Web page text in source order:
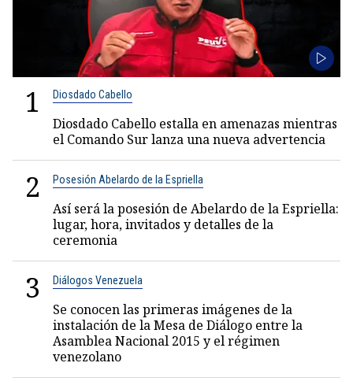
1 Diosdado Cabello
Diosdado Cabello estalla en amenazas mientras
el Comando Sur lanza una nueva advertencia
2 Posesión Abelardo de la Espriella
Así será la posesión de Abelardo de la Espriella:
lugar, hora, invitados y detalles de la
ceremonia
3 Diálogos Venezuela
Se conocen las primeras imágenes de la
instalación de la Mesa de Diálogo entre la
Asamblea Nacional 2015 y el régimen
venezolano